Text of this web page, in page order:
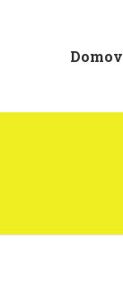
Domov